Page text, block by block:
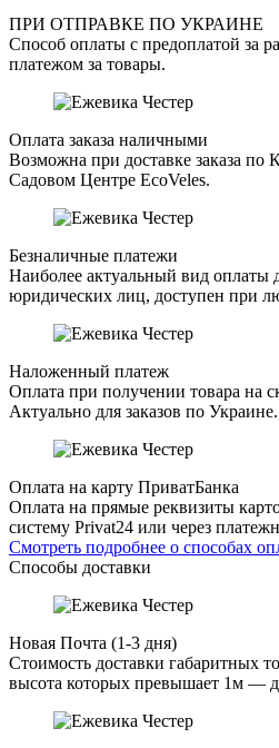
ПРИ ОТПРАВКЕ ПО УКРАИНЕ
Способ оплаты с предоплатой за
платежом за товары.
Оплата заказа наличными
Возможна при доставке заказа по
Садовом Центре EcoVeles.
Безналичные платежи
Наиболее актуальный вид оплаты
юридических лиц, доступен при
Наложенный платеж
Оплата при получении товара на
Актуально для заказов по Украине.
Оплата на карту ПриватБанка
Оплата на прямые реквизиты
систему Privat24 или через
Смотреть подробнее о способах
Способы доставки
Новая Почта (1-3 дня)
Стоимость доставки габаритных
высота которых превышает 1м —